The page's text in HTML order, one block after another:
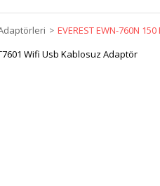
EVEREST EWN-760N